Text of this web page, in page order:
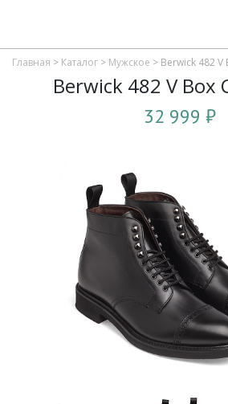
Главная > Каталог > Мужское > Berwick 482 V
Berwick 482 V Box
32 999 ₽